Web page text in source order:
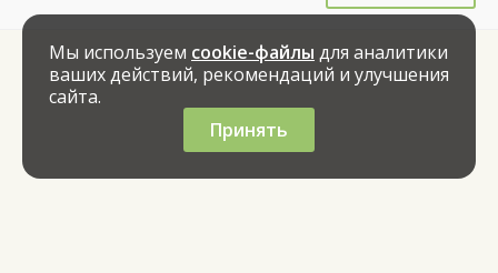
Мы используем cookie-файлы для аналитики
ваших действий, рекомендаций и улучшения
сайта.
Принять